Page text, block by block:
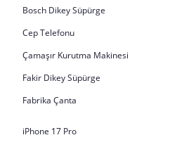
Bosch Dikey Süpürge
Cep Telefonu
Çamaşır Kurutma Makinesi
Fakir Dikey Süpürge
Fabrika Çanta
iPhone 17 Pro